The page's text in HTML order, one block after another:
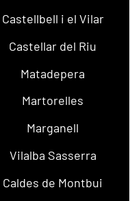
Castellbell i el Vilar
Castellar del Riu
Matadepera
Martorelles
Marganell
Vilalba Sasserra
Caldes de Montbui